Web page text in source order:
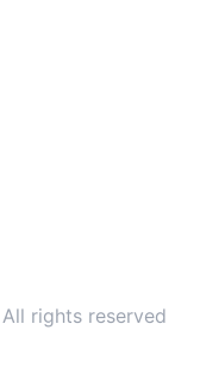
rights reserved